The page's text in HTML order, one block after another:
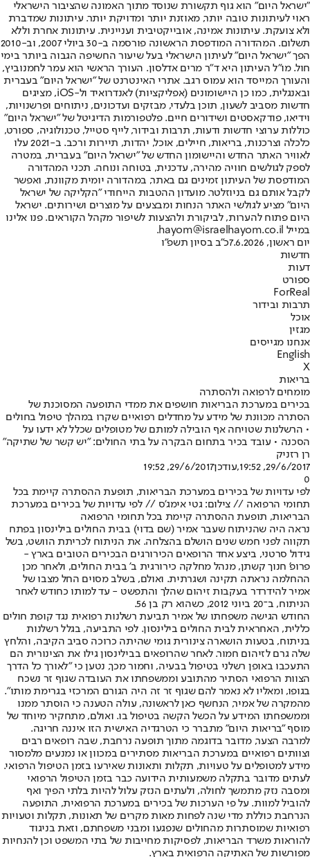
"ישראל היום" הוא גוף תקשורת שנוסד מתוך האמונה שהציבור הישראלי
ראוי לעיתונות טובה יותר, מאוזנת יותר ומדויקת יותר. עיתונות שמדברת
ולא צועקת. עיתונות אמינה, אובייקטיבית ועניינית. עיתונות אחרת וללא
תשלום. המהדורה המודפסת הראשונה פורסמה ב-30 ביולי 2007, וב-2010
הפך "ישראל היום" לעיתון הישראלי בעל שיעור החשיפה הגבוה ביותר בימי
חול. מו"ל העיתון היא ד"ר מרים אדלסון. העורך הראשי הוא עמר לחמנוביץ,
והעורך המייסד הוא עמוס רגב. אתרי האינטרנט של "ישראל היום" בעברית
ובאנגלית, כמו כן היישומונים (אפליקציות) לאנדרואיד ול-iOS, מציגים
חדשות מסביב לשעון, תוכן בלעדי, מבזקים ועדכונים, ניתוחים ופרשנויות,
וידיאו, פודקאסטים ושידורים חיים. פלטפורמות הדיגיטל של "ישראל היום"
כוללות ערוצי חדשות ודעות, תרבות ובידור, לייף סטייל, טכנולוגיה, ספורט,
כלכלה וצרכנות, בריאות, חיילים, אוכל, יהדות, תיירות ורכב. ב-2021 עלו
לאוויר האתר החדש והיישומון החדש של "ישראל היום" בעברית, במטרה
לספק לגולשים חוויה מהירה, עדכנית, בטוחה ונוחה. תכני המהדורה
המודפסת של העיתון זמינים גם באתר, במהדורה יומית מקוונת, ואפשר
לקבל אותם גם בניוזלטר. מועדון ההטבות הייחודי "הקליקה של ישראל
היום" מציע לגולשי האתר הנחות ומבצעים על מוצרים ושירותים. ישראל
היום פתוח להערות, לביקורת ולהצעות לשיפור מקהל הקוראים. פנו אלינו
במייל hayom@israelhayom.co.il.
יום ראשון, 7.6.2026
כ"ב בסיון תשפ"ו
חדשות
דעות
ספורט
ForReal
תרבות ובידור
אוכל
מגזין
אנחנו מגייסים
English
X
בריאות
מומחים לרפואה ולהסתרה
בכירים במערכת הבריאות חושפים את ממדי התופעה המסוכנת של
הסתרה מכוונת של מידע על מחדלים רפואיים שקרו במהלך טיפול בחולים
• הרשלנות שטויחה אף הובילה למותם של מטופלים שכלל לא ידעו על
הסכנה • עובד בכיר בתחום הבקרה על בתי החולים: "יש קשר של שתיקה"
רן רזניק
29/6/2017, 19:52
,עודכן29/6/2017, 19:52
0
לפי עדויות של בכירים במערכת הבריאות, תופעת ההסתרה קיימת בכל
תחומי הרפואה // צילום: גטי אימג'ס // לפי עדויות של בכירים במערכת
הבריאות, תופעת ההסתרה קיימת בכל תחומי הרפואה
נראה היה שהניתוח שעבר אמיר (שם בדוי) בבית החולים בילינסון בפתח
תקווה לפני חמש שנים הושלם בהצלחה. את הניתוח לכריתת הוושט, בשל
גידול סרטני, ביצע אחד הרופאים הכירורגים הבכירים הטובים בארץ -
פרופ' חנוך קשתן, מנהל מחלקה כירורגית ב' בבית החולים, ולאחר מכן
ההחלמה נראתה תקינה ושגרתית. ואולם, בשלב מסוים החל מצבו של
אמיר להידרדר בעקבות זיהום שהלך והתפשט - עד למותו כחודש לאחר
הניתוח, ב־20 ביוני 2012, כשהוא רק בן 56.
החודש הגישה משפחתו של אמיר תביעת רשלנות רפואית נגד קופת חולים
כללית, האחראית לבית החולים בילינסון. לפי התביעה, בגלל רשלנות
בניתוח, בטעות הושארה צינורית גומי שהיתה כרוכה סביב הקיבה, והלחץ
שלה גרם לזיהום חמור. לאחר שהרופאים בבילינסון גילו את הצינורית הם
התעכבו באופן רשלני בטיפול בבעיה, וחמור מכך, נטען כי "לאורך כל הדרך
הצוות הרפואי הסתיר מהתובע וממשפחתו את העובדה שגוף זר נשכח
בגופו, ומאליו לא נאמר להם שגוף זר זה היה הגורם המרכזי בגרימת מותו".
מהמקרה של אמיר, הנחשף כאן לראשונה, עולה הטענה כי הוסתר ממנו
וממשפחתו המידע על הכשל הקשה בטיפול בו. ואולם, מתחקיר מיוחד של
מוסף "בריאות היום" מתברר כי הטרגדיה האישית הזו איננה חריגה.
למרבה הצער, מדובר בדוגמה מתוך תופעה נרחבת, שבה רופאים רבים
וצוותים רפואיים במערכת הבריאות מסתירים במכוון או נמנעים מלמסור
מידע למטופלים על טעויות, תקלות ותאונות שאירעו בזמן הטיפול הרפואי.
לעתים מדובר בתקלה משמעותית הידועה כבר בזמן הטיפול הרפואי
ומסבה נזק מתמשך לחולה, ולעתים הנזק עלול להיות בלתי הפיך ואף
להוביל למוות. על פי הערכות של בכירים במערכת הרפואית, התופעה
הנרחבת כוללת מדי שנה לפחות מאות מקרים של תאונות, תקלות וטעויות
רפואיות שמוסתרות מהחולים שנפגעו ומבני משפחתם, וזאת בניגוד
להוראות משרד הבריאות, לפסיקות מחייבות של בתי המשפט וכן להנחיות
מפורשות של האתיקה הרפואית בארץ.